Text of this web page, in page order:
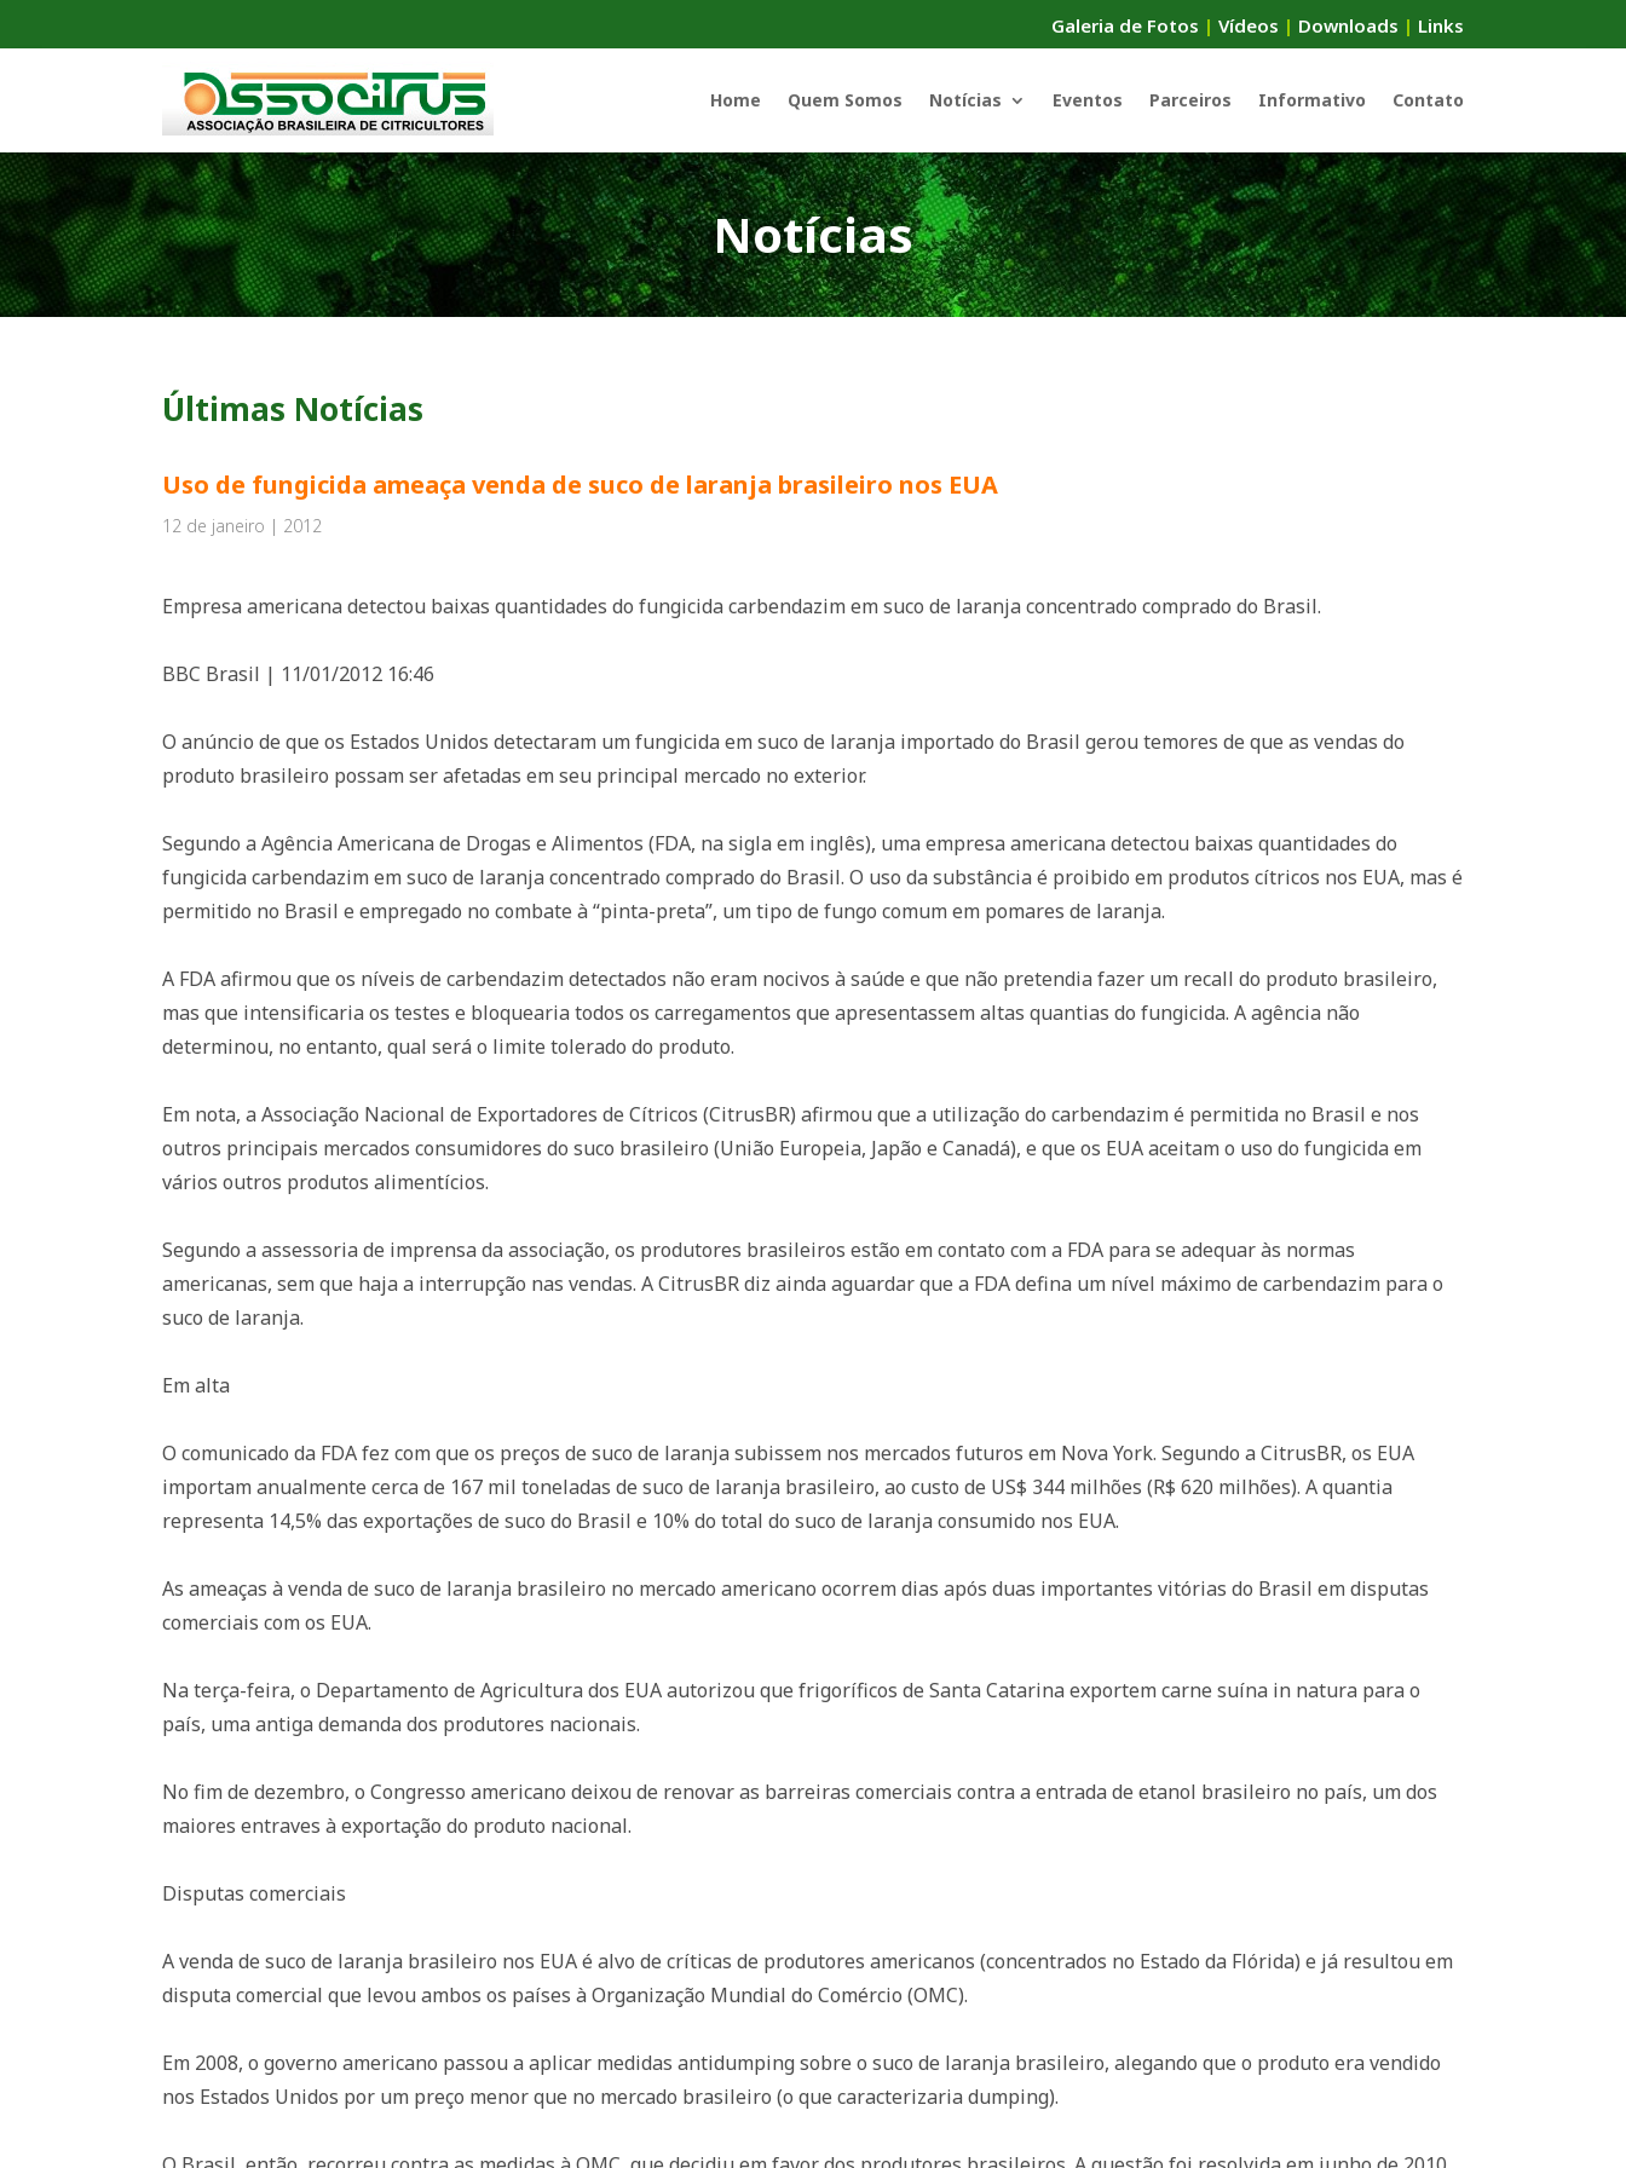
Galeria de Fotos | Vídeos | Downloads | Links
Home Quem Somos Notícias Eventos Parceiros Informativo Contato
Notícias
Últimas Notícias
Uso de fungicida ameaça venda de suco de laranja brasileiro nos EUA
12 de janeiro | 2012
Empresa americana detectou baixas quantidades do fungicida carbendazim em suco de laranja concentrado comprado do Brasil.
BBC Brasil | 11/01/2012 16:46
O anúncio de que os Estados Unidos detectaram um fungicida em suco de laranja importado do Brasil gerou temores de que as vendas do
produto brasileiro possam ser afetadas em seu principal mercado no exterior.
Segundo a Agência Americana de Drogas e Alimentos (FDA, na sigla em inglês), uma empresa americana detectou baixas quantidades do
fungicida carbendazim em suco de laranja concentrado comprado do Brasil. O uso da substância é proibido em produtos cítricos nos EUA, mas é
permitido no Brasil e empregado no combate à “pinta-preta”, um tipo de fungo comum em pomares de laranja.
A FDA afirmou que os níveis de carbendazim detectados não eram nocivos à saúde e que não pretendia fazer um recall do produto brasileiro,
mas que intensificaria os testes e bloquearia todos os carregamentos que apresentassem altas quantias do fungicida. A agência não
determinou, no entanto, qual será o limite tolerado do produto.
Em nota, a Associação Nacional de Exportadores de Cítricos (CitrusBR) afirmou que a utilização do carbendazim é permitida no Brasil e nos
outros principais mercados consumidores do suco brasileiro (União Europeia, Japão e Canadá), e que os EUA aceitam o uso do fungicida em
vários outros produtos alimentícios.
Segundo a assessoria de imprensa da associação, os produtores brasileiros estão em contato com a FDA para se adequar às normas
americanas, sem que haja a interrupção nas vendas. A CitrusBR diz ainda aguardar que a FDA defina um nível máximo de carbendazim para o
suco de laranja.
Em alta
O comunicado da FDA fez com que os preços de suco de laranja subissem nos mercados futuros em Nova York. Segundo a CitrusBR, os EUA
importam anualmente cerca de 167 mil toneladas de suco de laranja brasileiro, ao custo de US$ 344 milhões (R$ 620 milhões). A quantia
representa 14,5% das exportações de suco do Brasil e 10% do total do suco de laranja consumido nos EUA.
As ameaças à venda de suco de laranja brasileiro no mercado americano ocorrem dias após duas importantes vitórias do Brasil em disputas
comerciais com os EUA.
Na terça-feira, o Departamento de Agricultura dos EUA autorizou que frigoríficos de Santa Catarina exportem carne suína in natura para o
país, uma antiga demanda dos produtores nacionais.
No fim de dezembro, o Congresso americano deixou de renovar as barreiras comerciais contra a entrada de etanol brasileiro no país, um dos
maiores entraves à exportação do produto nacional.
Disputas comerciais
A venda de suco de laranja brasileiro nos EUA é alvo de críticas de produtores americanos (concentrados no Estado da Flórida) e já resultou em
disputa comercial que levou ambos os países à Organização Mundial do Comércio (OMC).
Em 2008, o governo americano passou a aplicar medidas antidumping sobre o suco de laranja brasileiro, alegando que o produto era vendido
nos Estados Unidos por um preço menor que no mercado brasileiro (o que caracterizaria dumping).